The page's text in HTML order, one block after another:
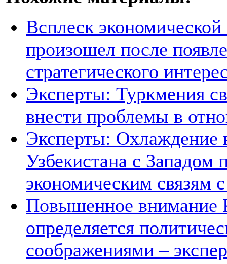
Всплеск
произошел после
стратегического
Эксперты: Туркмения
внести проблемы в
Эксперты: Охлаждение
Узбекистана с
экономическим связям
Повышенное внимание
определяется
соображениями –